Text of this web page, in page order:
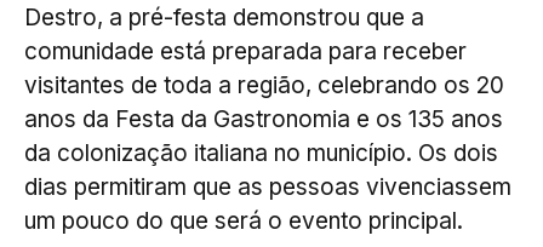
Destro, a pré-festa demonstrou que a
comunidade está preparada para receber
visitantes de toda a região, celebrando os 20
anos da Festa da Gastronomia e os 135 anos
da colonização italiana no município. Os dois
dias permitiram que as pessoas vivenciassem
um pouco do que será o evento principal.